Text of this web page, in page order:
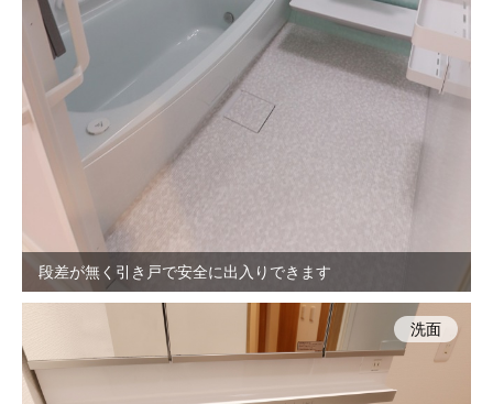
段差が無く引き戸で安全に出入りできます
洗面